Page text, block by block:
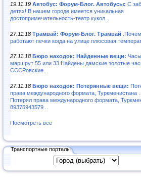
19.11.19 Автобус: Форум-Блог. Автобусы: С
детях!.В нашем городе имеется уникальная
достопримечательность-театр кукол...
27.11.18 Трамвай: Форум-Блог. Трамвай
работают печки когда на улице плюсовая
27.11.18 Бюро находок: Найденные вещи:
маршрут 55 или 33.Найдены дамские золотые
СССРовские...
27.11.18 Бюро находок: Потерянные вещи:
права международного формата, Туркменистана .
Потерял права международного формата,
89375943579 ..
Посмотреть все
Транспортные порталы